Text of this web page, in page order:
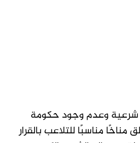
شرعية وعدم وجود حكومة
مناسبًا للتلاعب بالقرار